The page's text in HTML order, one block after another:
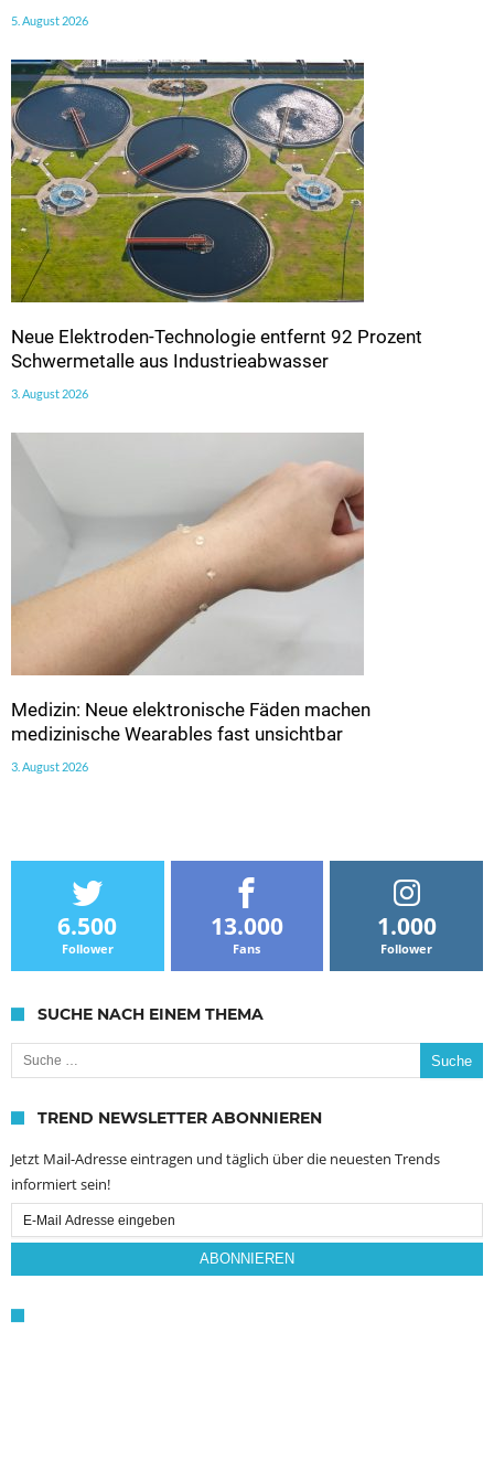
5. August 2026
Neue Elektroden-Technologie entfernt 92 Prozent
Schwermetalle aus Industrieabwasser
3. August 2026
Medizin: Neue elektronische Fäden machen
medizinische Wearables fast unsichtbar
3. August 2026
6.500
Follower
13.000
Fans
1.000
Follower
SUCHE NACH EINEM THEMA
Suche nach:
TREND NEWSLETTER ABONNIEREN
Jetzt Mail-Adresse eintragen und täglich über die neuesten Trends
informiert sein!
Email
Subscription
ABONNIEREN